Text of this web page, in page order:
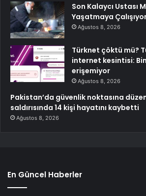
Son Kalaycı Ustası
Yaşatmaya
Ağustos 8, 2026
Türknet çöktü mü?
internet kesintisi:
erişemiyor
Ağustos 8, 2026
Pakistan’da güvenlik noktasına
saldırısında 14 kişi hayatını kaybetti
Ağustos 8, 2026
En Güncel Haberler